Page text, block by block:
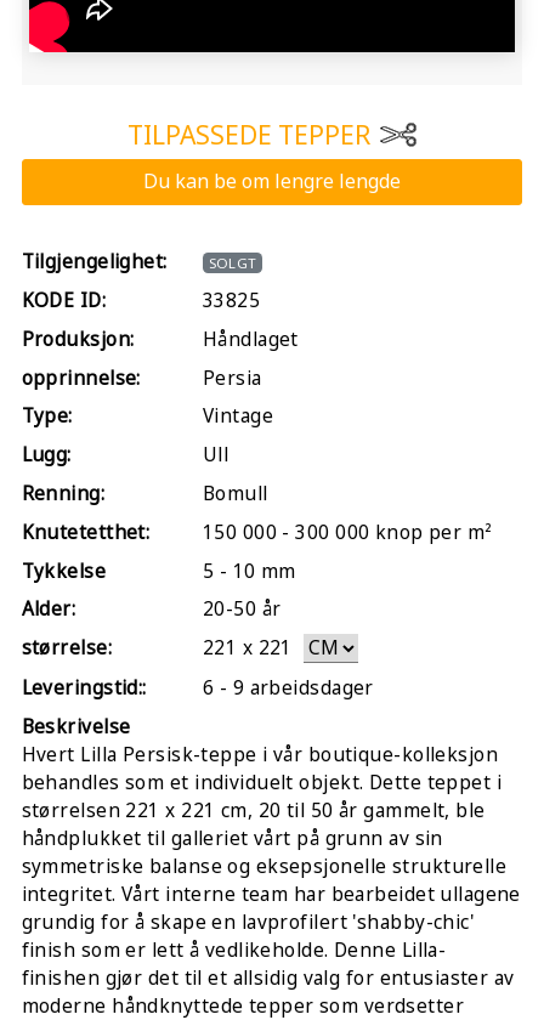
TILPASSEDE TEPPER
Du kan be om lengre lengde
Tilgjengelighet: SOLGT
KODE ID:
33825
Produksjon:
Håndlaget
opprinnelse:
Persia
Type:
Vintage
Lugg:
Ull
Renning:
Bomull
Knutetetthet:
150 000 - 300 000 knop per m²
Tykkelse
5 - 10 mm
Alder:
20-50 år
størrelse:
221 x 221
Leveringstid::
6 - 9 arbeidsdager
Beskrivelse
Hvert Lilla Persisk-teppe i vår boutique-kolleksjon
behandles som et individuelt objekt. Dette teppet i
størrelsen 221 x 221 cm, 20 til 50 år gammelt, ble
håndplukket til galleriet vårt på grunn av sin
symmetriske balanse og eksepsjonelle strukturelle
integritet. Vårt interne team har bearbeidet ullagene
grundig for å skape en lavprofilert 'shabby-chic'
finish som er lett å vedlikeholde. Denne Lilla-
finishen gjør det til et allsidig valg for entusiaster av
moderne håndknyttede tepper som verdsetter